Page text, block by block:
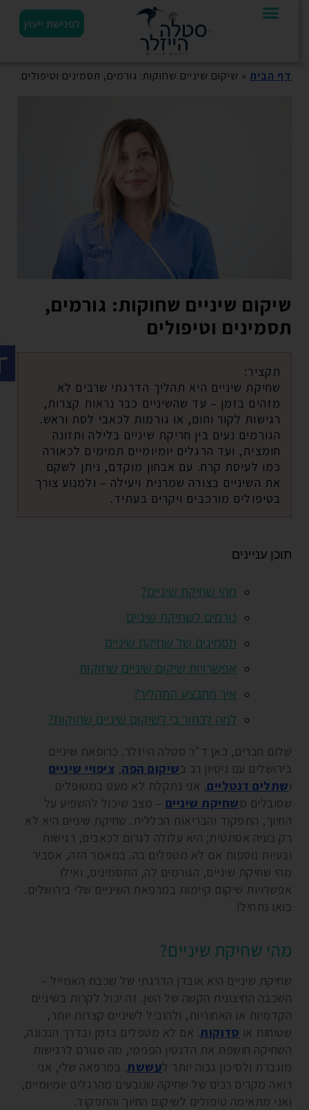
לפגישת ייעוץ
דף הבית» שיקום שיניים שחוקות: גורמים, תסמינים וטיפולים
שיקום שיניים שחוקות: גורמים,
תסמינים וטיפולים
תקציר:
שחיקת שיניים היא תהליך הדרגתי שרבים לא
מזהים בזמן – עד שהשיניים כבר נראות קצרות,
רגישות לקור וחום, או גורמות לכאבי לסת וראש.
הגורמים נעים בין חריקת שיניים בלילה ותזונה
חומצית, ועד הרגלים יומיומיים תמימים לכאורה
כמו לעיסת קרח. עם אבחון מוקדם, ניתן לשקם
את השיניים בצורה שמרנית ויעילה – ולמנוע צורך
בטיפולים מורכבים ויקרים בעתיד.
תוכן עניינים
מהי שחיקת שיניים?
גורמים לשחיקת שיניים
תסמינים של שחיקת שיניים
אפשרויות שיקום שיניים שחוקות
איך מתבצע התהליך?
למה לבחור בי לשיקום שיניים שחוקות?
שלום חברים, כאן ד"ר סטלה הייזלר. כרופאת שיניים
בירושלים עם ניסיון רב ב שיקום הפה,ציפויי שיניים
שתלים דנטליים, אני נתקלת לא מעט במטופלים
שסובלים מ שחיקת שיניים– מצב שיכול להשפיע על
החיוך, התפקוד והבריאות הכללית. שחיקת שיניים היא לא
רק בעיה אסתטית; היא עלולה לגרום לכאבים, רגישות
ובעיות נוספות אם לא מטפלים בה. במאמר הזה, אסביר
מהי שחיקת שיניים, הגורמים לה, התסמינים, ואילו
אפשרויות שיקום קיימות במרפאת השיניים שלי בירושלים.
בואו נתחיל!
מהי שחיקת שיניים?
שחיקת שיניים היא אובדן הדרגתי של שכבת האמייל –
השכבה החיצונית הקשה של השן. זה יכול לקרות בשיניים
הקדמיות או האחוריות, ולהוביל לשיניים קצרות יותר,
שטוחות אוסדוקות. אם לא מטפלים בזמן ובדרך הנכונה,
השחיקה חושפת את הדנטין הפנימי, מה שגורם לרגישות
מוגברת ולסיכון גבוה יותר ל עששת. במרפאה שלי, אני
רואה מקרים רבים של שחיקה שנובעים מהרגלים יומיומיים,
ואני מתאימה טיפולים לשיקום החיוך והתפקוד.